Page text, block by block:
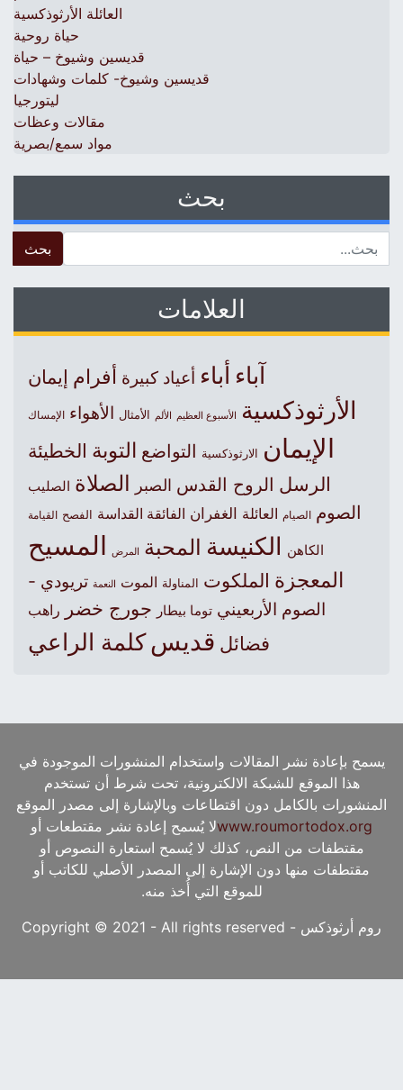
العائلة الأرثوذكسية
حياة روحية
قديسين وشيوخ – حياة
قديسين وشيوخ- كلمات وشهادات
ليتورجيا
مقالات وعظات
مواد سمع/بصرية
بحث
العلامات
آباءأباء أعياد كبيرة أفرام إيمان
الأرثوذكسية الأسبوع العظيم الألم الأمثال الأهواء الإمساك
الإيمان الارثوذكسية التواضع التوبة الخطيئة
الرسل الروح القدس الصبر الصلاة الصليب
الصوم الصيام العائلة الغفران الفائقة القداسة الفصح القيامة
الكاهن الكنيسةالمحبة المرض المسيح
المعجزة الملكوت المناولة الموت النعمة تريودي -
الصوم الأربعيني توما بيطار جورج خضر راهب
فضائل قديس كلمة الراعي
يسمح بإعادة نشر المقالات واستخدام المنشورات الموجودة في
هذا الموقع للشبكة الالكترونية، تحت شرط أن تستخدم
المنشورات بالكامل دون اقتطاعات وبالإشارة إلى مصدر الموقع
www.roumortodox.orgلا يُسمح إعادة نشر مقتطعات أو
مقتطفات من النص، كذلك لا يُسمح استعارة النصوص أو
مقتطفات منها دون الإشارة إلى المصدر الأصلي للكاتب أو
للموقع التي أُخذ منه.
روم أرثوذكس - Copyright © 2021 - All rights reserved